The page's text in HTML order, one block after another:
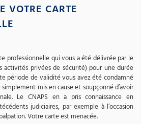
VOTRE CARTE
professionnelle qui vous a été délivrée par le
activités privées de sécurité) pour une durée
période de validité vous avez été condamné
mis en cause et soupçonné d’avoir
Le CNAPS en a pris connaissance en
judiciaires, par exemple à l’occasion
Votre carte est menacée.